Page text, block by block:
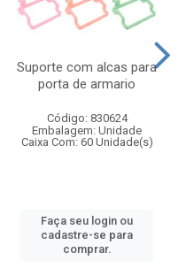
Suporte com alcas para
porta de armario
Código: 830624
Embalagem: Unidade
Caixa Com: 60 Unidade(s)
Faça seu login ou
cadastre-se para
comprar.